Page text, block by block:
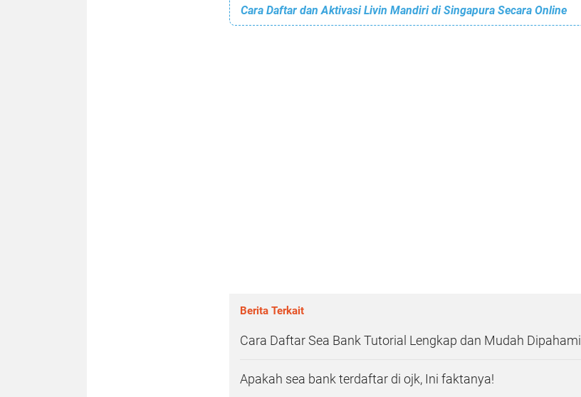
Cara Daftar dan Aktivasi Livin Mandiri di Singapura Secara Online
Berita Terkait
Cara Daftar Sea Bank Tutorial Lengkap dan Mudah Dipahami
Apakah sea bank terdaftar di ojk, Ini faktanya!